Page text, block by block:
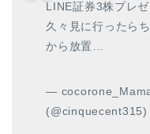
LINE証券3株プレ
久々見に行ったら
から放置…
—
(@cinquecent315)